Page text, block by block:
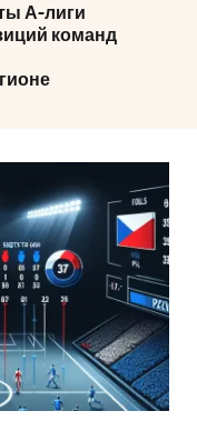
А-лиги
команд